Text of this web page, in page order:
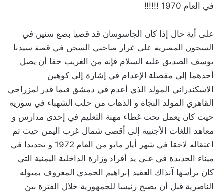
في العام 1970 !!!!!!
‏على أية حال إذا كان الجاسوسان قد قضيا بضع سنين في
السجون المصرية على غرار صاحبي السجن في قصة سيدنا
يوسف الصديق عليه السلام فإنه من الغريب حقا أن يصل
أحدهما إلى مقصلة الإعدام في إشارة إلى كوهين
الاسكندراني المولد الذي أعدم في دمشق فيما قدر لمزراحي
القاهري المولد النجاة و الذهاب من حلب الشهباء في سورية
حيث كان يعمل تحت غطاء مهنة التعليم في إحدى مدارس و
معاهد اللغات الأجنبية إلى أقصى شمال غرب اليمن حيث تم
اعتقاله لاحقا في شهر أيار مايو من العام 1972 و تحديدا في
ميناء الحديدة في على يد أفراد وزارة الداخلية اليمنية التي
كان يرأسها آنذاك العقيد إبراهيم الحمدي المعروف بميوله
الناصرية قبل أن يصبح رئيسا للجمهورية خلال الفترة بين